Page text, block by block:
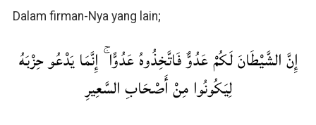
Dalam firman-Nya yang lain;
إِنَّ الشَّيْطَانَ لَكُمْ عَدُوٌّ فَاتَّخِذُوهُ عَدُوًّا ۚ إِنَّمَا يَدْعُو حِزْبَهُ
لِيَكُونُوا مِنْ أَصْحَابِ السَّعِيرِ